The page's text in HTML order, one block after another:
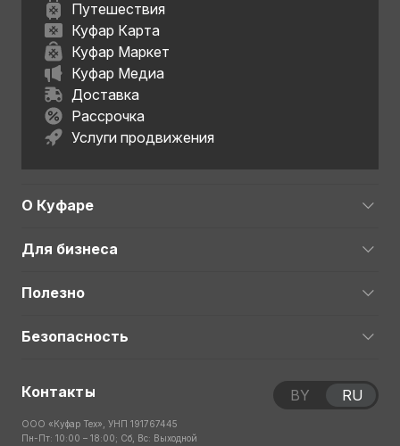
Путешествия
Куфар Карта
Куфар Маркет
Куфар Медиа
Доставка
Рассрочка
Услуги продвижения
О Куфаре
Для бизнеса
Полезно
Безопасность
Контакты
ООО «Куфар Тех», УНП 191767445
Пн-Пт: 10:00 – 18:00; Сб, Вс: Выходной
BY RU